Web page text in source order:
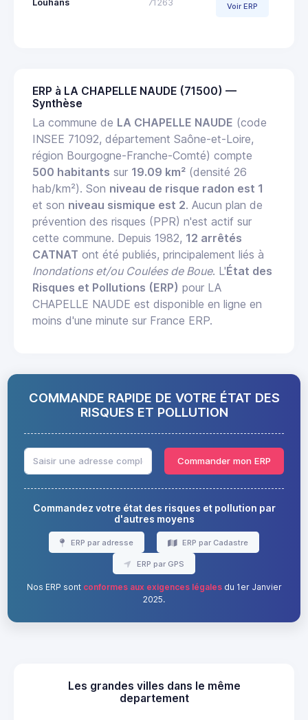
Louhans 71263 Voir ERP
ERP à LA CHAPELLE NAUDE (71500) —
Synthèse
La commune de LA CHAPELLE NAUDE (code
INSEE 71092, département Saône-et-Loire,
région Bourgogne-Franche-Comté) compte
500 habitants sur 19.09 km² (densité 26
hab/km²). Son niveau de risque radon est 1
et son niveau sismique est 2. Aucun plan de
prévention des risques (PPR) n'est actif sur
cette commune. Depuis 1982, 12 arrêtés
CATNAT ont été publiés, principalement liés à
Inondations et/ou Coulées de Boue. L'État des
Risques et Pollutions (ERP) pour LA
CHAPELLE NAUDE est disponible en ligne en
moins d'une minute sur France ERP.
COMMANDE RAPIDE DE VOTRE ÉTAT DES
RISQUES ET POLLUTION
Commander mon ERP
Commandez votre état des risques et pollution par
d'autres moyens
ERP par adresse ERP par Cadastre
ERP par GPS
Nos ERP sont conformes aux exigences légalesdu 1er Janvier
2025.
Les grandes villes dans le même
departement